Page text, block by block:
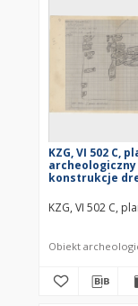
KZG, VI 502 C,
konstrukcje
KZG, VI 502 C,
Obiekt